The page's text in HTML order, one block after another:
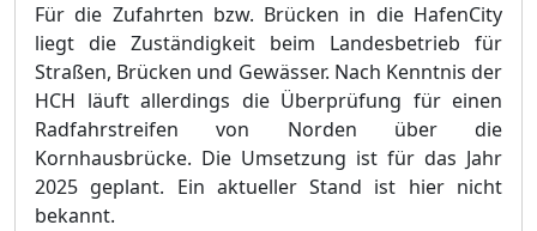
Für die Zufahrten bzw. Brücken in die HafenCity
liegt die Zuständigkeit beim Landesbetrieb für
Straßen, Brücken und Gewässer. Nach Kenntnis der
HCH läuft allerdings die Überprüfung für einen
Radfahrstreifen von Norden über die
Kornhausbrücke. Die Umsetzung ist für das Jahr
2025 geplant. Ein aktueller Stand ist hier nicht
bekannt.